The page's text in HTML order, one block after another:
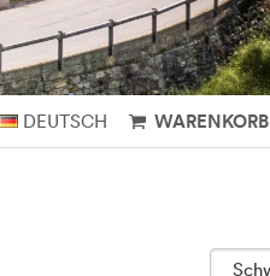
DEUTSCH WARENKORB